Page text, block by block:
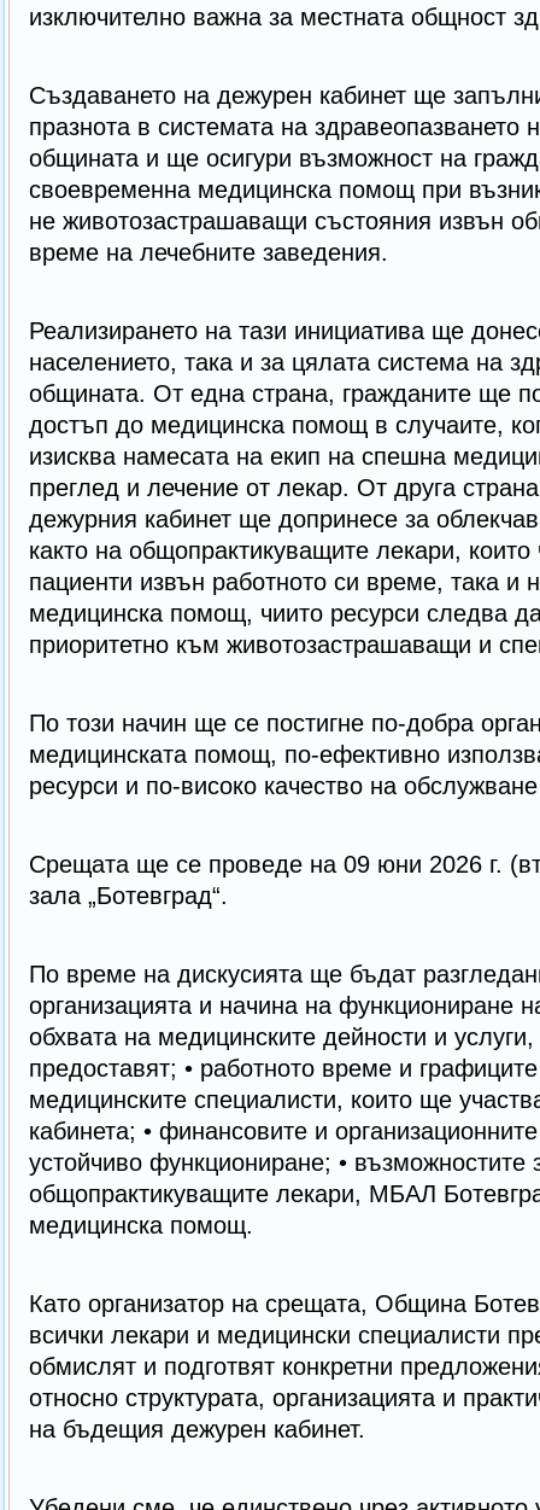
изключително важна за местната общност
Създаването на дежурен кабинет ще
празнота в системата на здравеопазването
общината и ще осигури възможност на
своевременна медицинска помощ при
не животозастрашаващи състояния извън
време на лечебните заведения.
Реализирането на тази инициатива ще
населението, така и за цялата система на
общината. От една страна, гражданите ще
достъп до медицинска помощ в случаите,
изисква намесата на екип на спешна
преглед и лечение от лекар. От друга
дежурния кабинет ще допринесе за
както на общопрактикуващите лекари, които
пациенти извън работното си време, така и
медицинска помощ, чиито ресурси следва
приоритетно към животозастрашаващи и
По този начин ще се постигне по-добра
медицинската помощ, по-ефективно
ресурси и по-високо качество на
Срещата ще се проведе на 09 юни 2026 г.
зала „Ботевград“.
По време на дискусията ще бъдат
организацията и начина на функциониране
обхвата на медицинските дейности и
предоставят; • работното време и
медицинските специалисти, които ще
кабинета; • финансовите и
устойчиво функциониране; •
общопрактикуващите лекари, МБАЛ
медицинска помощ.
Като организатор на срещата, Община
всички лекари и медицински специалисти
обмислят и подготвят конкретни
относно структурата, организацията и
на бъдещия дежурен кабинет.